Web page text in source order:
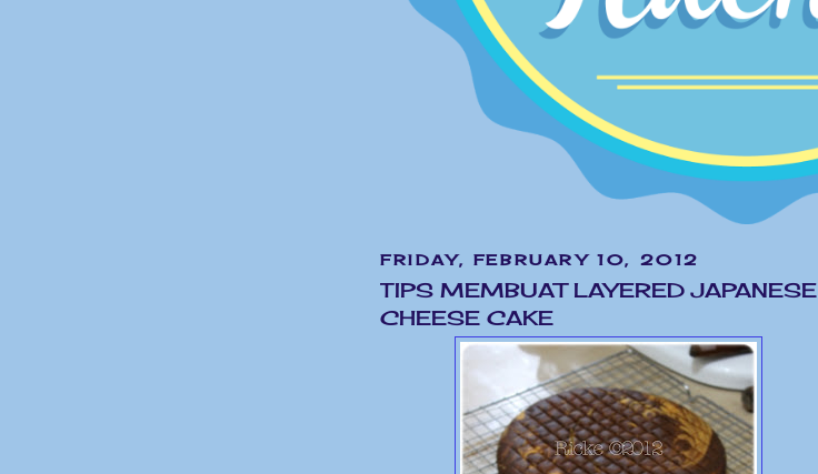
FRIDAY, FEBRUARY 10, 2012
TIPS MEMBUAT LAYERED JAPANESE
CHEESE CAKE